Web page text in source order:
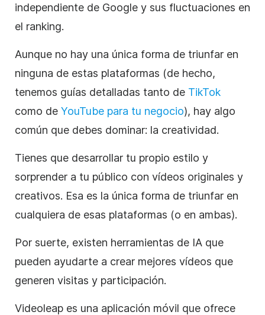
independiente de Google y sus fluctuaciones en
el ranking.
Aunque no hay una única forma de triunfar en
ninguna de estas plataformas (de hecho,
tenemos guías detalladas tanto de TikTok
como de YouTube para tu negocio), hay algo
común que debes dominar: la creatividad.
Tienes que desarrollar tu propio estilo y
sorprender a tu público con vídeos originales y
creativos. Esa es la única forma de triunfar en
cualquiera de esas plataformas (o en ambas).
Por suerte, existen herramientas de IA que
pueden ayudarte a crear mejores vídeos que
generen visitas y participación.
Videoleap es una aplicación móvil que ofrece